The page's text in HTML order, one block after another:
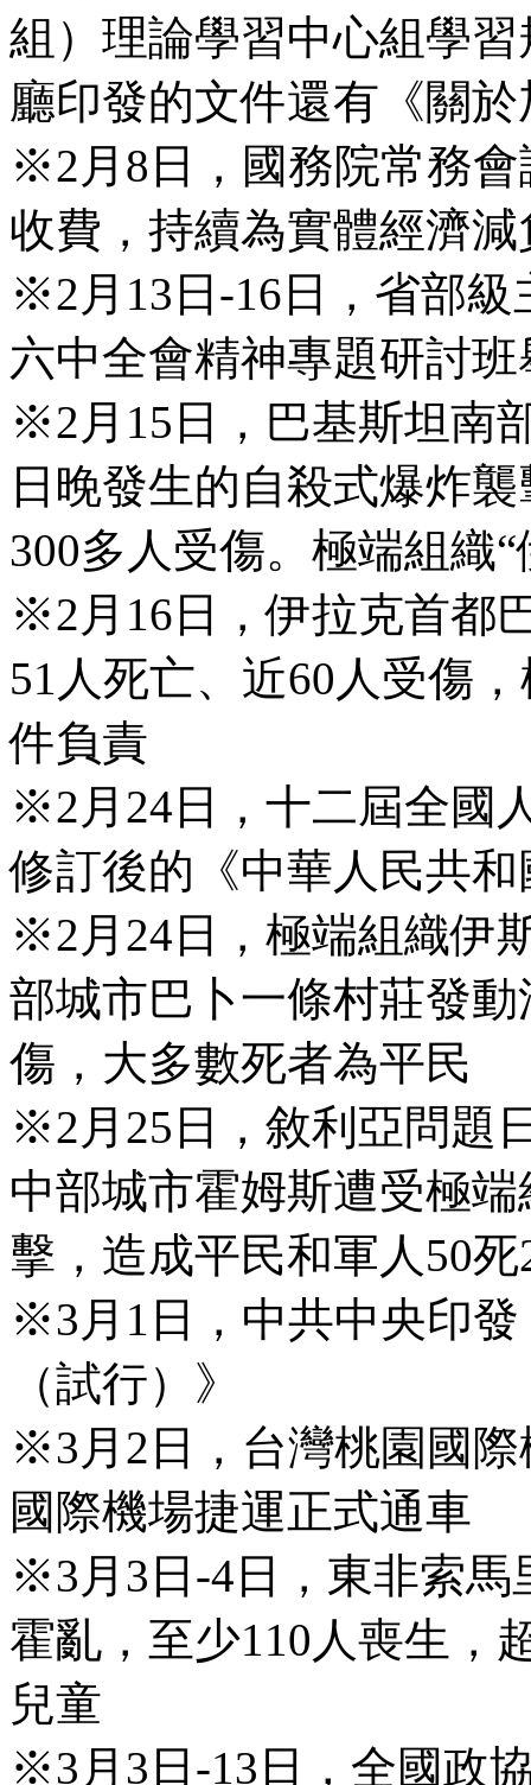
組）理論學習中心組學
廳印發的文件還有《關
※2月8日，國務院常務
收費，持續為實體經濟減
※2月13日-16日，省部
六中全會精神專題研討班
※2月15日，巴基斯坦南
日晚發生的自殺式爆炸
300多人受傷。極端組織
※2月16日，伊拉克首都
51人死亡、近60人受傷
件負責
※2月24日，十二屆全國
修訂後的《中華人民共
※2月24日，極端組織伊
部城市巴卜一條村莊發
傷，大多數死者為平民
※2月25日，敘利亞問題
中部城市霍姆斯遭受極
擊，造成平民和軍人50死
※3月1日，中共中央印
（試行）》
※3月2日，台灣桃園國
國際機場捷運正式通車
※3月3日-4日，東非索馬
霍亂，至少110人喪生，
兒童
※3月3日-13日，全國政